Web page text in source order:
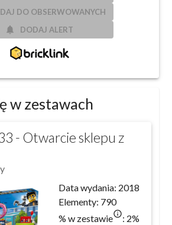
DO OBSERWOWANYCH
notifications DODAJ ALERT
w zestawach
- Otwarcie sklepu z
Data wydania: 2018
Elementy: 790
% w zestawieinfo_outlined
: 2%